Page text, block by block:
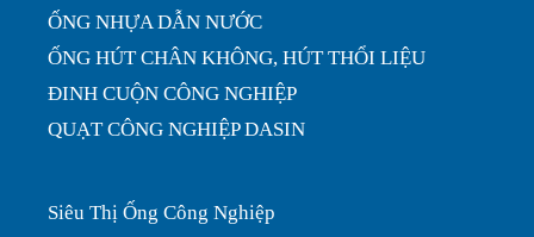
ỐNG NHỰA DẪN NƯỚC
ỐNG HÚT CHÂN KHÔNG, HÚT THỔI LIỆU
ĐINH CUỘN CÔNG NGHIỆP
QUẠT CÔNG NGHIỆP DASIN
Siêu Thị Ống Công Nghiệp